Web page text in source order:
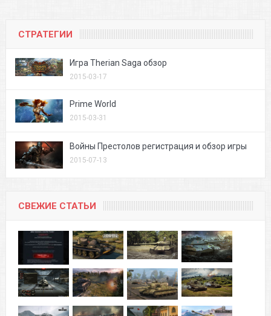
СТРАТЕГИИ
Игра Therian Saga обзор
2015-03-17
Prime World
2015-03-31
Войны Престолов регистрация и обзор игры
2015-07-13
СВЕЖИЕ СТАТЬИ